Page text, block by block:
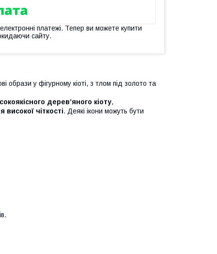
платежі. Тепер ви можете купити
сайту.
образи у фігурному кіоті, з тлом під золото та
дерев’яного кіоту,
високої чіткості. Деякі ікони можуть бути